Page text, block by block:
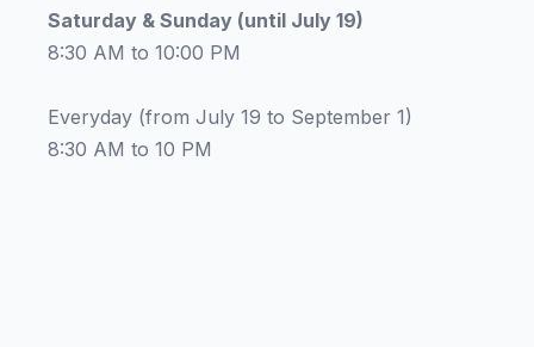
Saturday & Sunday (until July 19)
8:30 AM to 10:00 PM
Everyday (from July 19 to September 1)
8:30 AM to 10 PM